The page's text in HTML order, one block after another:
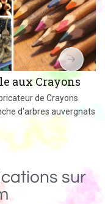
Monde de Bois
jouets et objets en bois
fabriqués dans le 02
sur